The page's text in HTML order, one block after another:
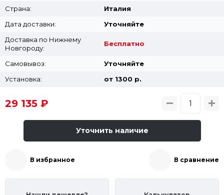
Страна:
Италия
Дата доставки:
Уточняйте
Доставка по Нижнему
Новгороду:
Бесплатно
Самовывоз:
Уточняйте
Установка:
от 1300 p.
29 135 ₽
Уточнить наличие
В избранное В сравнение